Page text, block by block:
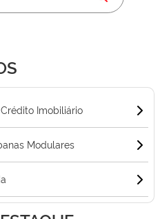
Imobiliário
Modulares